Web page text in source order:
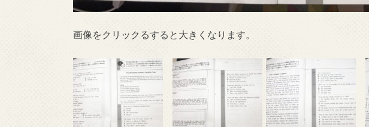
画像をクリックるすると大きくなります。